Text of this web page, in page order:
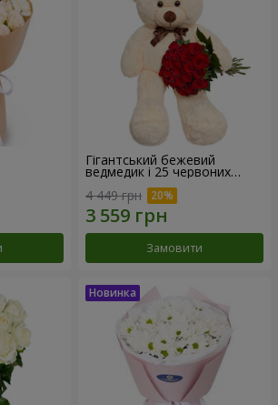
Гігантський бежевий
ведмедик і 25 червоних
троянд
4 449 грн
Замовити